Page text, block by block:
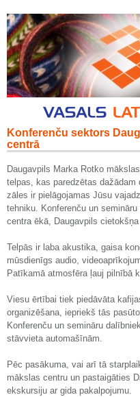
Konferenču sektors
centrā
Daugavpils Marka Rotko
telpas, kas paredzētas
zāles ir pielāgojamas Jūsu
tehniku. Konferenču un
centra ēkā, Daugavpils
Telpās ir laba akustika, gaisa
mūsdienīgs audio,
Patīkamā atmosfēra ļauj pilnībā
Viesu ērtībai tiek piedāvāta
organizēšana, iepriekš tās
Konferenču un semināru
stāvvieta automašīnām.
Pēc pasākuma, vai arī tā
mākslas centru un pastaigāties
ekskursiju ar gida pakalpojumu.